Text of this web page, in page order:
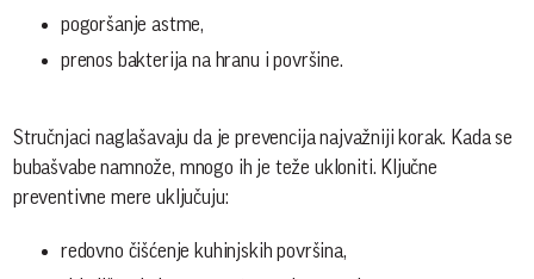
pogoršanje astme,
prenos bakterija na hranu i površine.
Stručnjaci naglašavaju da je prevencija najvažniji korak. Kada se
bubašvabe namnože, mnogo ih je teže ukloniti. Ključne
preventivne mere uključuju:
redovno čišćenje kuhinjskih površina,